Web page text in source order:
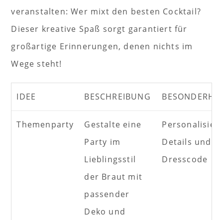
veranstalten: Wer mixt den besten Cocktail?
Dieser kreative Spaß sorgt garantiert für
großartige Erinnerungen, denen nichts im
Wege steht!
IDEE BESCHREIBUNG
Themenparty
Gestalte eine
Party im
Lieblingsstil
der Braut mit
passender
Deko und
Details und
Dresscode